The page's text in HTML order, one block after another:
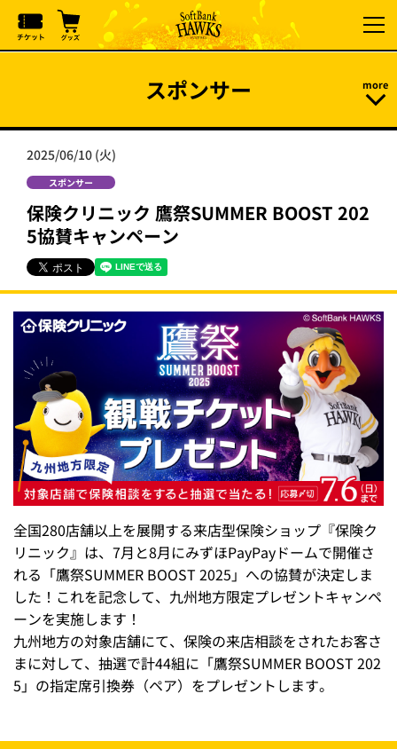
スポンサー
2025/06/10 (火)
スポンサー
保険クリニック 鷹祭SUMMER BOOST 202
5協賛キャンペーン
全国280店舗以上を展開する来店型保険ショップ『保険ク
リニック』は、7月と8月にみずほPayPayドームで開催さ
れる「鷹祭SUMMER BOOST 2025」への協賛が決定しま
した！これを記念して、九州地方限定プレゼントキャンペ
ーンを実施します！
九州地方の対象店舗にて、保険の来店相談をされたお客さ
まに対して、抽選で計44組に「鷹祭SUMMER BOOST 202
5」の指定席引換券（ペア）をプレゼントします。